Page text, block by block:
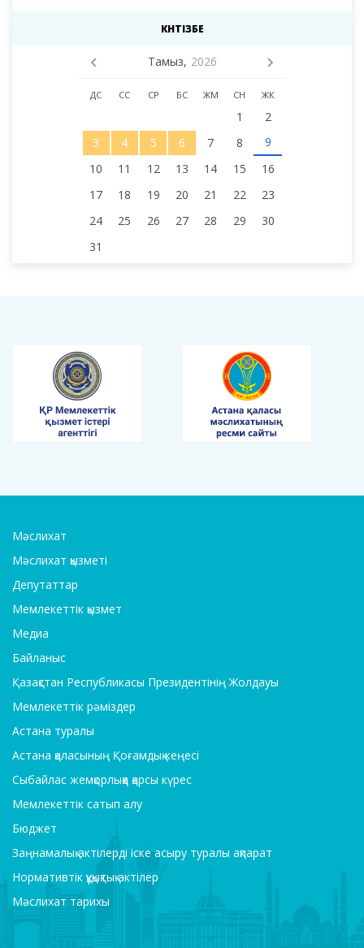
КҮНТІЗБЕ
Тамыз, 2026
ДС СС СР БС ЖМ СН ЖК
1
2
3
4 5 6 7 8
9
10
11 12 13 14 15
16
17
18 19 20 21 22
23
24
25 26 27 28 29
30
31
Мәслихат
Мәслихат қызметі
Депутаттар
Мемлекеттік қызмет
Медиа
Байланыс
Қазақстан Республикасы Президентінің Жолдауы
Мемлекеттік рәміздер
Астана туралы
Астана қаласының Қоғамдық кеңесі
Сыбайлас жемқорлыққа қарсы күрес
Мемлекеттік сатып алу
Бюджет
Заңнамалық актілерді іске асыру туралы ақпарат
Нормативтік құқықтық актілер
Мәслихат тарихы